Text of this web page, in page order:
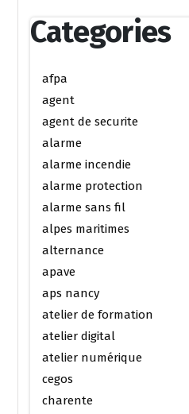
Categories
afpa
agent
agent de securite
alarme
alarme incendie
alarme protection
alarme sans fil
alpes maritimes
alternance
apave
aps nancy
atelier de formation
atelier digital
atelier numérique
cegos
charente